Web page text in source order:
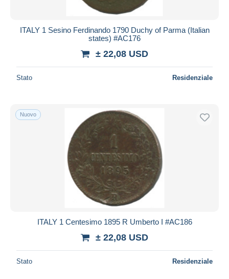
ITALY 1 Sesino Ferdinando 1790 Duchy of Parma (Italian
states) #AC176
± 22,08 USD
Stato Residenziale
Nuovo
ITALY 1 Centesimo 1895 R Umberto I #AC186
± 22,08 USD
Stato Residenziale